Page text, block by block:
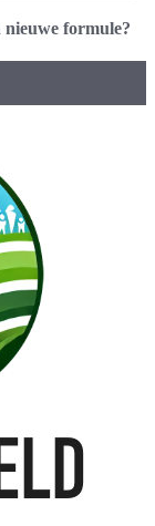
nieuwe formule?